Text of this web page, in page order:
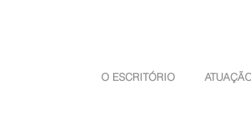
O ESCRITÓRIO